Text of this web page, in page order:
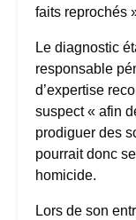
faits reprochés
Le diagnostic
responsable
d’expertise
suspect « afin
prodiguer des
pourrait donc
homicide.
Lors de son